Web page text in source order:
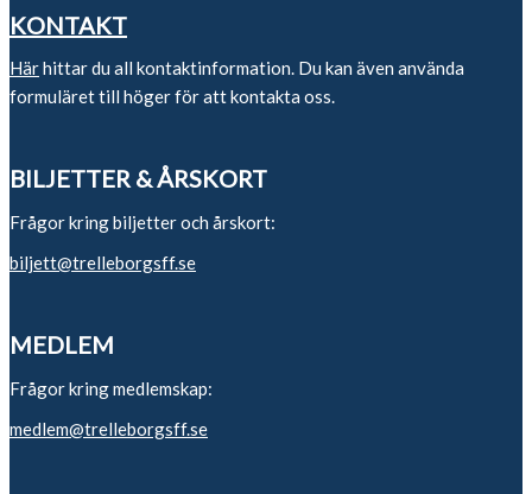
KONTAKT
Härhittar du all kontaktinformation. Du kan även använda
formuläret till höger för att kontakta oss.
BILJETTER & ÅRSKORT
Frågor kring biljetter och årskort:
biljett@trelleborgsff.se
MEDLEM
Frågor kring medlemskap:
medlem@trelleborgsff.se